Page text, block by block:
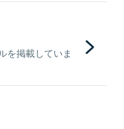
を掲載していま